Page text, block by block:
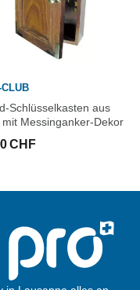
Schlüsselkasten aus
mit Messinganker-Dekor
CHF